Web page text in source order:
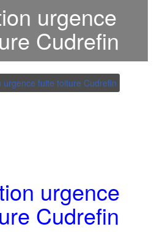
urgence
Cudrefin
urgence fuite toiture Cudrefin
urgence
Cudrefin